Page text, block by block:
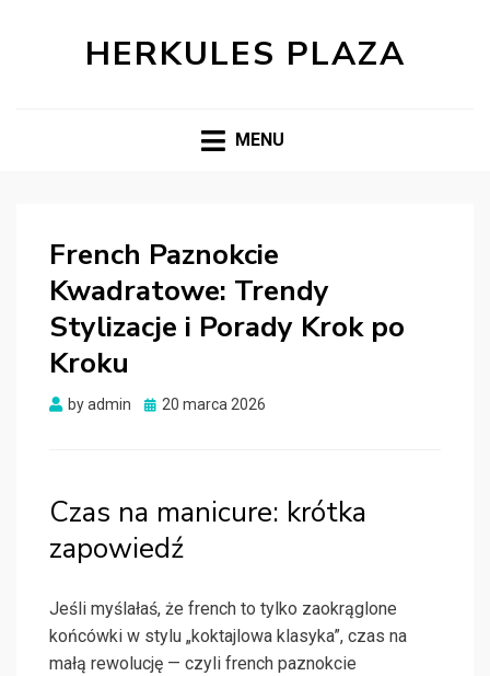
HERKULES PLAZA
MENU
French Paznokcie
Kwadratowe: Trendy
Stylizacje i Porady Krok po
Kroku
byadmin
Posted
20 marca 2026
Czas na manicure: krótka
zapowiedź
Jeśli myślałaś, że french to tylko zaokrąglone
końcówki w stylu „koktajlowa klasyka”, czas na
małą rewolucję — czyli french paznokcie